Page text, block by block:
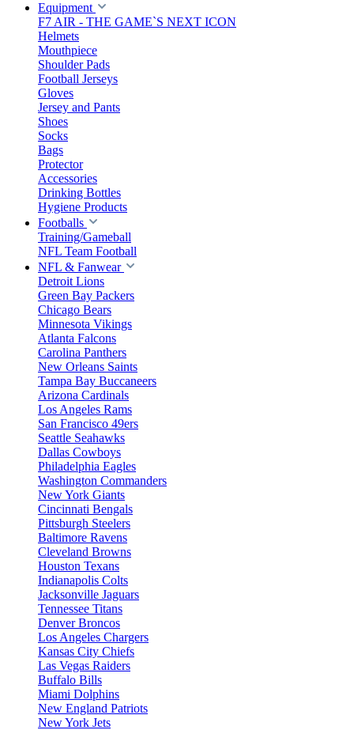
Equipment
F7 AIR - THE GAME`S NEXT ICON
Helmets
Mouthpiece
Shoulder Pads
Football Jerseys
Gloves
Jersey and Pants
Shoes
Socks
Bags
Protector
Accessories
Drinking Bottles
Hygiene Products
Footballs
Training/Gameball
NFL Team Football
NFL & Fanwear
Detroit Lions
Green Bay Packers
Chicago Bears
Minnesota Vikings
Atlanta Falcons
Carolina Panthers
New Orleans Saints
Tampa Bay Buccaneers
Arizona Cardinals
Los Angeles Rams
San Francisco 49ers
Seattle Seahawks
Dallas Cowboys
Philadelphia Eagles
Washington Commanders
New York Giants
Cincinnati Bengals
Pittsburgh Steelers
Baltimore Ravens
Cleveland Browns
Houston Texans
Indianapolis Colts
Jacksonville Jaguars
Tennessee Titans
Denver Broncos
Los Angeles Chargers
Kansas City Chiefs
Las Vegas Raiders
Buffalo Bills
Miami Dolphins
New England Patriots
New York Jets